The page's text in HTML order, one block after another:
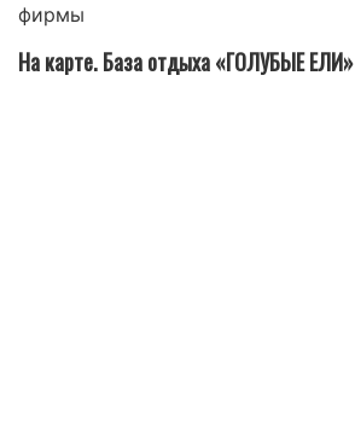
фирмы
На карте. База отдыха «ГОЛУБЫЕ ЕЛИ»